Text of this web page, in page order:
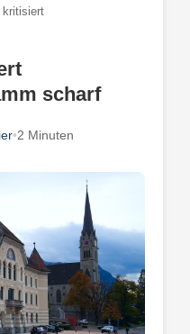
kritisiert
scharf
•2 Minuten